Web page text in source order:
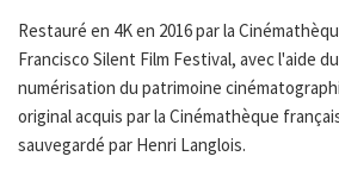
Restauré en 4K en 2016 par la
Francisco Silent Film Festival, avec l'aide
numérisation du patrimoine
original acquis par la Cinémathèque
sauvegardé par Henri Langlois.